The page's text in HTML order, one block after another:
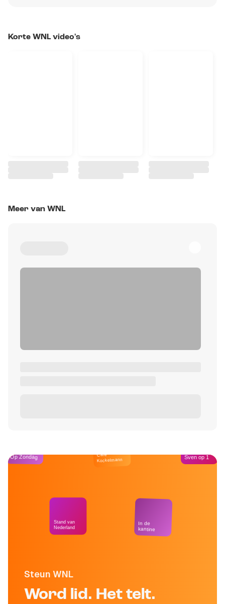
Korte WNL video's
Meer van WNL
Steun WNL
Word lid. Het telt.
Op Zondag
Stand van
Nederland
Café
Kockelmann
In de
kantine
Sven op 1